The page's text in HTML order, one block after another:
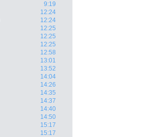
9:19
12:24
12:24
12:25
12:25
12:25
12:58
13:01
13:52
14:04
14:26
14:35
14:37
14:40
14:50
15:17
15:17